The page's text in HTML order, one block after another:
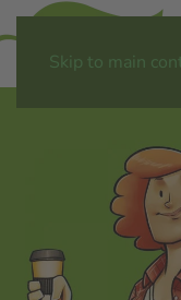
Skip to main